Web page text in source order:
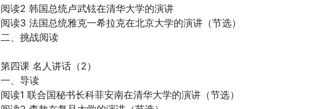
阅读2 韩国总统卢武铉在清华大学的演讲
阅读3 法国总统雅克一希拉克在北京大学的演讲（节选）
二、挑战阅读
第四课 名人讲话（2）
一、导读
阅读1 联合国秘书长科菲安南在清华大学的演讲（节选）